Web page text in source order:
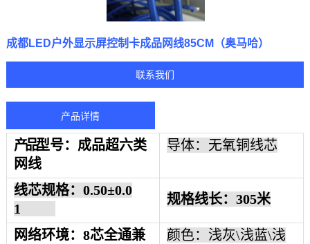
成都LED户外显示屏控制卡成品网线85CM（奥马哈）
联系我们
产品详情
产品型号： 成品超六类
网线
导体：无氧铜线芯
线芯规格：0.50±0.0
1
规格线长： 305米
网络环境： 8芯全通兼
颜色：浅灰\浅蓝\浅